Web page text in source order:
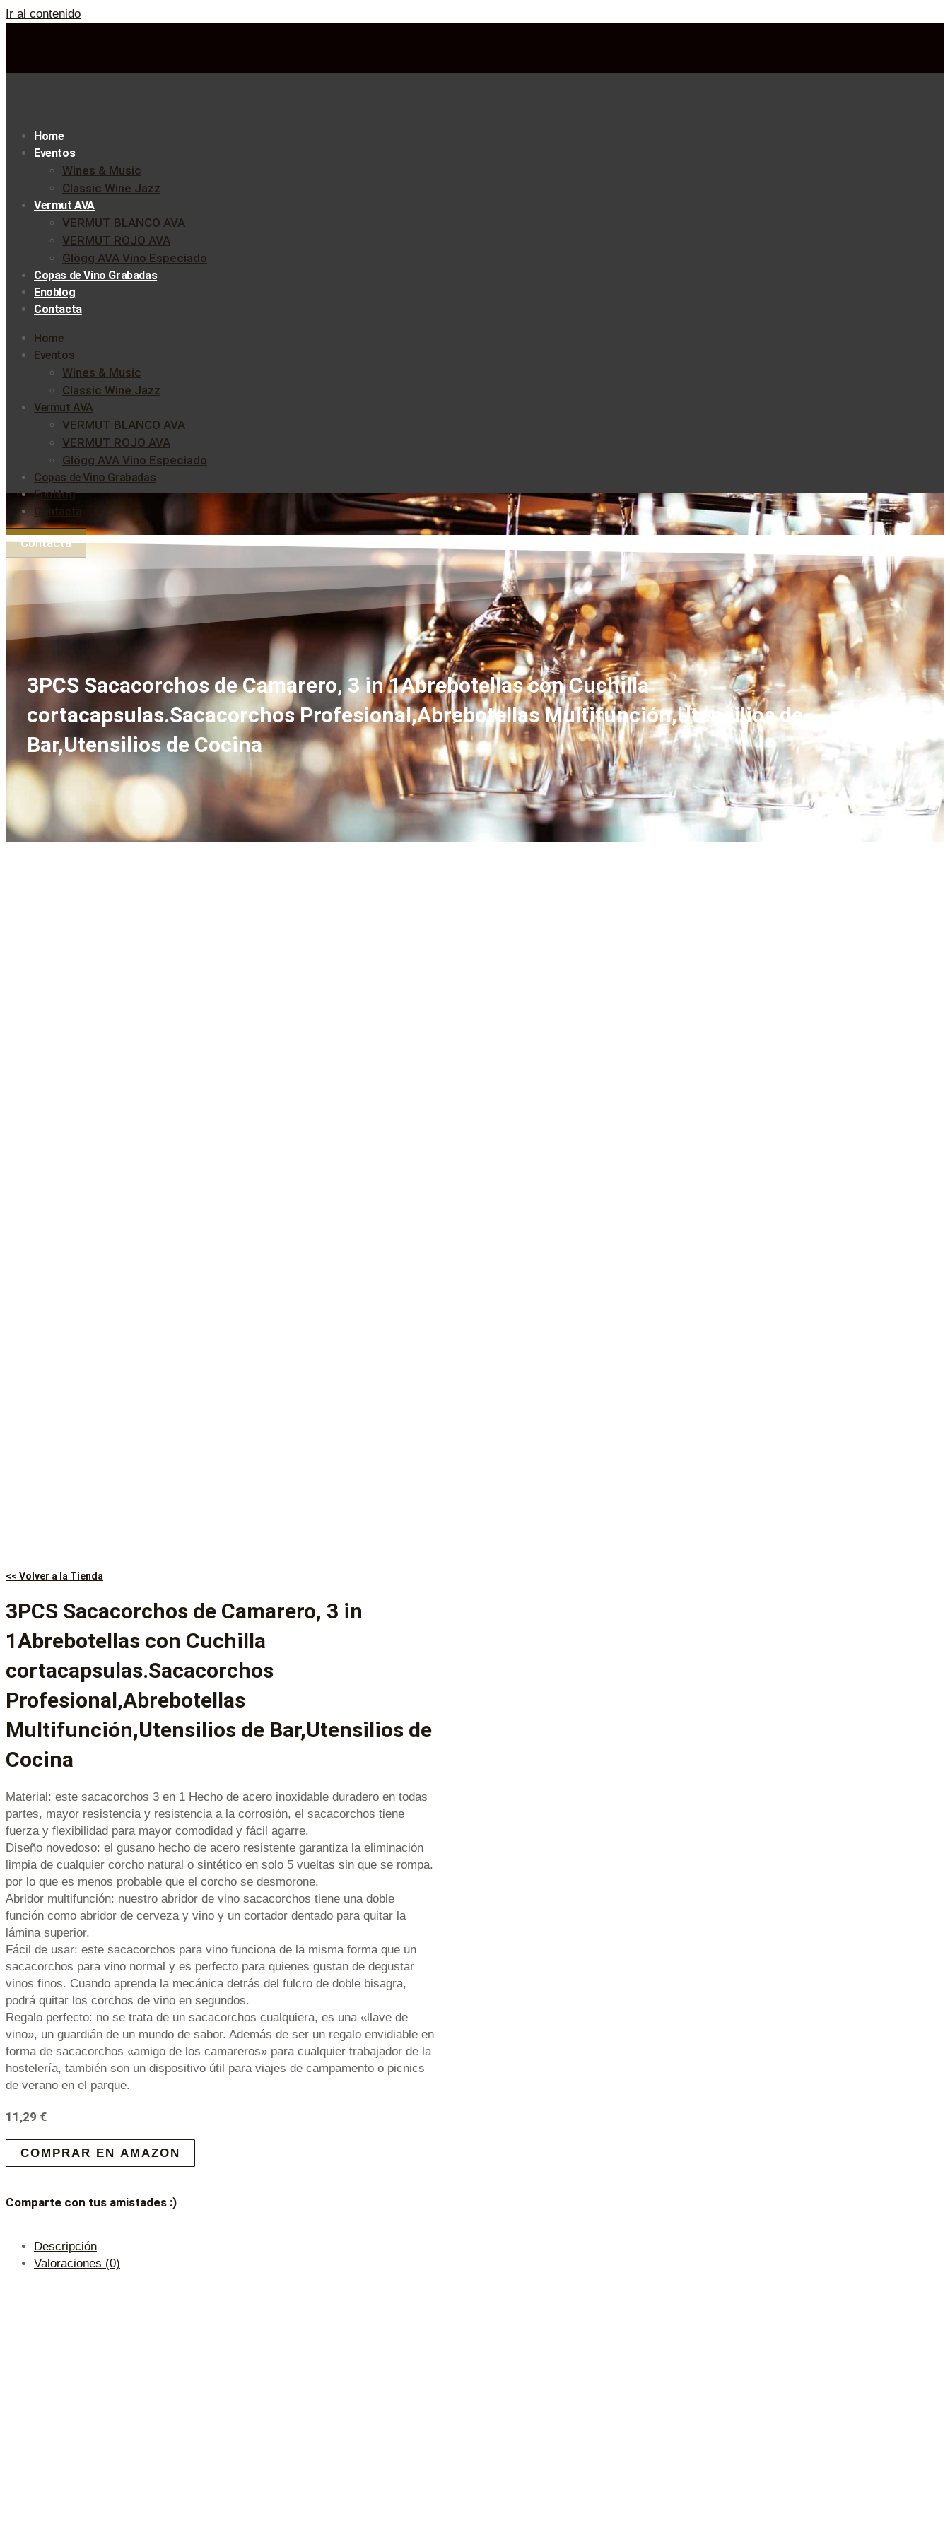
Ir al contenido
Home
Eventos
Wines & Music
Classic Wine Jazz
Vermut AVA
VERMUT BLANCO AVA
VERMUT ROJO AVA
Glögg AVA Vino Especiado
Copas de Vino Grabadas
Enoblog
Contacta
Home
Eventos
Wines & Music
Classic Wine Jazz
Vermut AVA
VERMUT BLANCO AVA
VERMUT ROJO AVA
Glögg AVA Vino Especiado
Copas de Vino Grabadas
Enoblog
Contacta
Contacta
3PCS Sacacorchos de Camarero, 3 in 1Abrebotellas con Cuchilla
cortacapsulas.Sacacorchos Profesional,Abrebotellas Multifunción,Utensilios de
Bar,Utensilios de Cocina
<< Volver a la Tienda
3PCS Sacacorchos de Camarero, 3 in
1Abrebotellas con Cuchilla
cortacapsulas.Sacacorchos
Profesional,Abrebotellas
Multifunción,Utensilios de Bar,Utensilios de
Cocina
Material: este sacacorchos 3 en 1 Hecho de acero inoxidable duradero en todas
partes, mayor resistencia y resistencia a la corrosión, el sacacorchos tiene
fuerza y ​​flexibilidad para mayor comodidad y fácil agarre.
Diseño novedoso: el gusano hecho de acero resistente garantiza la eliminación
limpia de cualquier corcho natural o sintético en solo 5 vueltas sin que se rompa.
por lo que es menos probable que el corcho se desmorone.
Abridor multifunción: nuestro abridor de vino sacacorchos tiene una doble
función como abridor de cerveza y vino y un cortador dentado para quitar la
lámina superior.
Fácil de usar: este sacacorchos para vino funciona de la misma forma que un
sacacorchos para vino normal y es perfecto para quienes gustan de degustar
vinos finos. Cuando aprenda la mecánica detrás del fulcro de doble bisagra,
podrá quitar los corchos de vino en segundos.
Regalo perfecto: no se trata de un sacacorchos cualquiera, es una «llave de
vino», un guardián de un mundo de sabor. Además de ser un regalo envidiable en
forma de sacacorchos «amigo de los camareros» para cualquier trabajador de la
hostelería, también son un dispositivo útil para viajes de campamento o picnics
de verano en el parque.
11,29 €
COMPRAR EN AMAZON
Comparte con tus amistades :)
Descripción
Valoraciones (0)